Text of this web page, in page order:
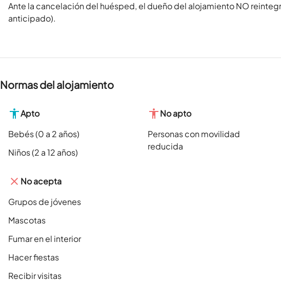
Ante la cancelación del huésped, el dueño del alojamiento NO
anticipado).
Normas del alojamiento
Apto
Bebés (0 a 2 años)
Niños (2 a 12 años)
No apto
Personas con movilidad
reducida
No acepta
Grupos de jóvenes
Mascotas
Fumar en el interior
Hacer fiestas
Recibir visitas